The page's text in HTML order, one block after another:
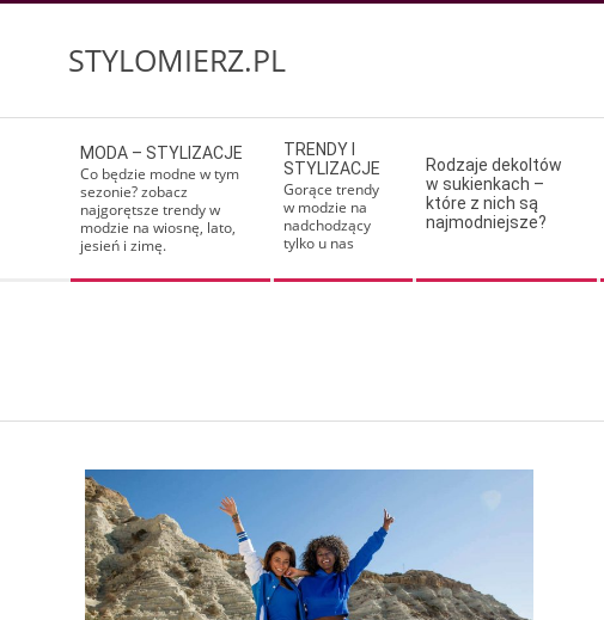
STYLOMIERZ.PL
Navigation
Menu
MODA – STYLIZACJE
Co będzie modne w tym
sezonie? zobacz
najgorętsze trendy w
modzie na wiosnę, lato,
jesień i zimę.
TRENDY I
STYLIZACJE
Gorące trendy
w modzie na
nadchodzący
tylko u nas
Rodzaje dekoltów
w sukienkach –
które z nich są
najmodniejsze?